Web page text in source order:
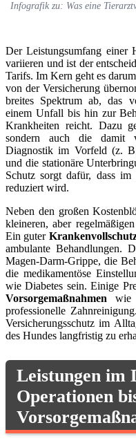
Infografik zu: Was eine
Der Leistungsumfang einer
variieren und ist der
Tarifs. Im Kern geht es
von der Versicherung
breites Spektrum ab, das
einem Unfall bis hin zur
Krankheiten reicht. Dazu
sondern auch die damit
Diagnostik im Vorfeld (z.
und die stationäre
Schutz sorgt dafür, dass
reduziert wird.
Neben den großen
kleineren, aber
Ein guter
ambulante Behandlungen.
Magen-Darm-Grippe, die
die medikamentöse
wie Diabetes sein. Einige
Vorsorgemaßnahmen wie
professionelle
Versicherungsschutz im
des Hundes langfristig zu
Leistungen im
Operationen